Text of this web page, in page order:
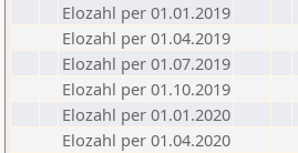
Elozahl per 01.01.2019
Elozahl per 01.04.2019
Elozahl per 01.07.2019
Elozahl per 01.10.2019
Elozahl per 01.01.2020
Elozahl per 01.04.2020